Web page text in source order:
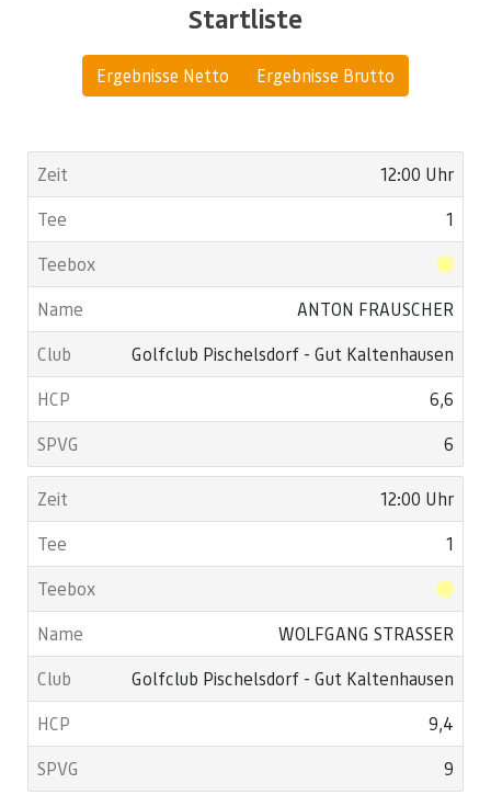
Startliste
Ergebnisse Netto Ergebnisse Brutto
12:00 Uhr
1
ANTON FRAUSCHER
Golfclub Pischelsdorf - Gut Kaltenhausen
6,6
6
12:00 Uhr
1
WOLFGANG STRASSER
Golfclub Pischelsdorf - Gut Kaltenhausen
9,4
9